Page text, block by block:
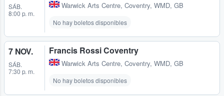
SÁB.
8:00 p. m.
Warwick Arts Centre, Coventry, WMD, GB
No hay boletos disponibles
7 NOV.
SÁB.
7:30 p. m.
Francis Rossi Coventry
Warwick Arts Centre, Coventry, WMD, GB
No hay boletos disponibles